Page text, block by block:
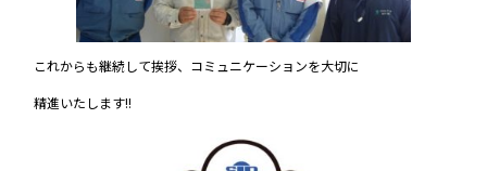
これからも継続して挨拶、コミュニケーションを大切に
精進いたします!!